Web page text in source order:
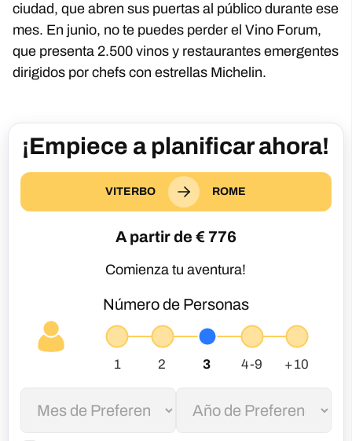
ciudad, que abren sus puertas al público durante ese
mes. En junio, no te puedes perder el Vino Forum,
que presenta 2.500 vinos y restaurantes emergentes
dirigidos por chefs con estrellas Michelin.
¡Empiece a planificar ahora!
VITERBO ROME
A partir de € 776
Comienza tu aventura!
Número de Personas